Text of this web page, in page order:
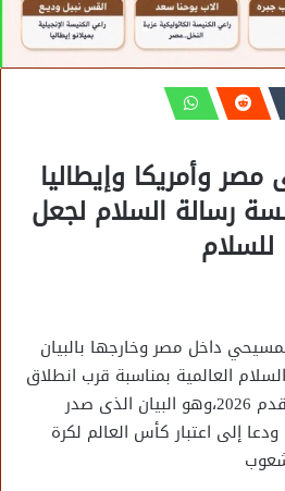
وأمريكا وإيطاليا
رسالة السلام لجعل
داخل مصر وخارجها بالبيان
العالمية بمناسبة قرب انطلاق
بطولة كأس العالم لكرة القدم 2026،وهو البيان الذى صدر
ودعا إلى اعتبار كأس العالم لكرة